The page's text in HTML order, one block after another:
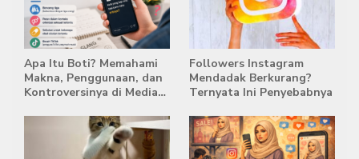
Apa Itu Boti? Memahami
Makna, Penggunaan, dan
Kontroversinya di Media
Followers Instagram
Mendadak Berkurang?
Ternyata Ini Penyebabnya